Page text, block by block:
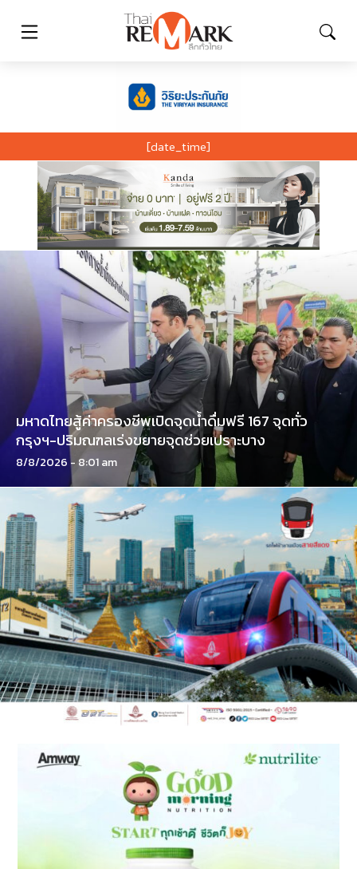
[date_time]
มหาดไทยสู้ค่าครองชีพเปิดจุดน้ำดื่มฟรี 167 จุดทั่ว
กรุงฯ-ปริมณฑลเร่งขยายจุดช่วยเปราะบาง
8/8/2026 - 8:01 am